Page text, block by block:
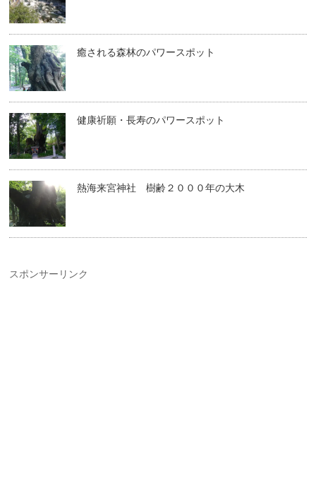
癒される森林のパワースポット
健康祈願・長寿のパワースポット
熱海来宮神社 樹齢２０００年の大木
スポンサーリンク